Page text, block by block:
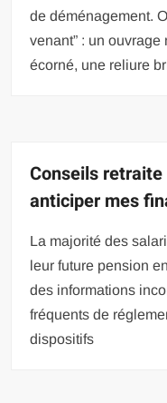
de déménagement.
venant” : un ouvrage
écorné, une reliure
Conseils
anticiper mes
La majorité des
leur future pension
des informations
fréquents de
dispositifs